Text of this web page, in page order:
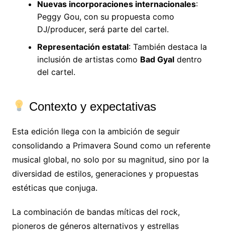
Nuevas incorporaciones internacionales:
Peggy Gou, con su propuesta como
DJ/producer, será parte del cartel.
Representación estatal: También destaca la
inclusión de artistas como Bad Gyaldentro
del cartel.
Contexto y expectativas
Esta edición llega con la ambición de seguir
consolidando a Primavera Sound como un referente
musical global, no solo por su magnitud, sino por la
diversidad de estilos, generaciones y propuestas
estéticas que conjuga.
La combinación de bandas míticas del rock,
pioneros de géneros alternativos y estrellas